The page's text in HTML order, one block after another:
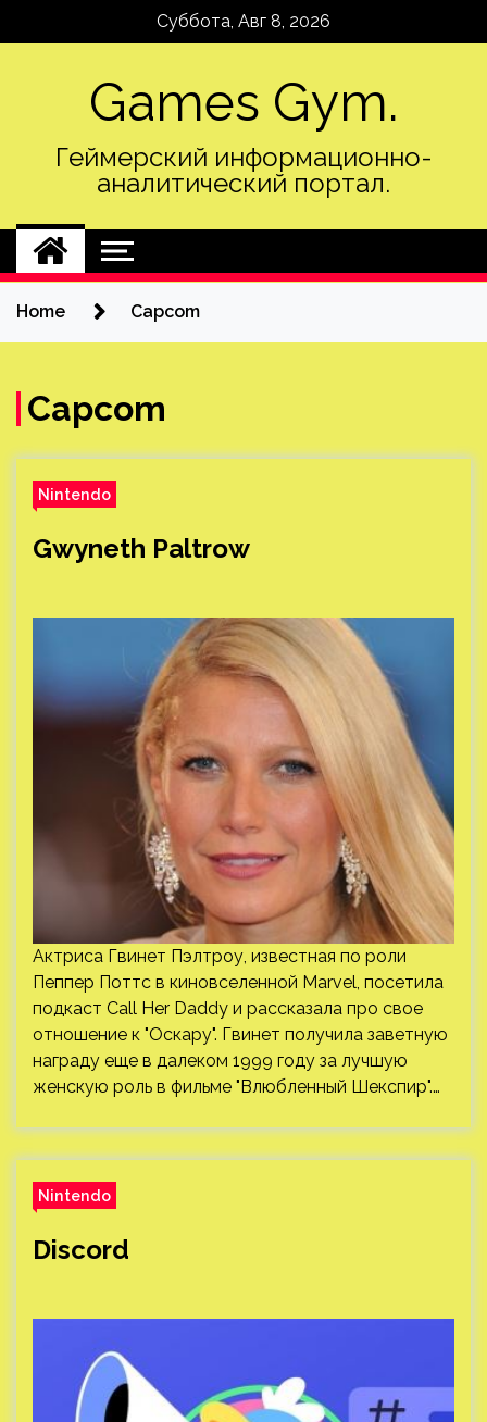
Суббота, Авг 8, 2026
Games Gym.
Геймерский информационно-
аналитический портал.
Home Capcom
Capcom
Nintendo
Gwyneth Paltrow
Актриса Гвинет Пэлтроу, известная по роли
Пеппер Поттс в киновселенной Marvel, посетила
подкаст Call Her Daddy и рассказала про свое
отношение к "Оскару". Гвинет получила заветную
награду еще в далеком 1999 году за лучшую
женскую роль в фильме "Влюбленный Шекспир".…
Nintendo
Discord